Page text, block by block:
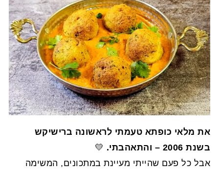
את מלאי כופתא טעמתי לראשונה ברישיקש
בשנת 2006 – והתאהבתי.
💛
אבל כל פעם שהייתי מעיינת במתכונים, המשימה